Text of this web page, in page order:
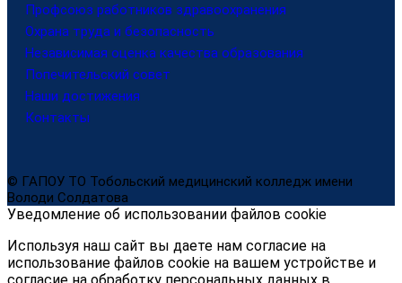
Профсоюз работников здравоохранения
Охрана труда и безопасность
Независимая оценка качества образования
Попечительский совет
Наши достижения
Контакты
© ГАПОУ ТО Тобольский медицинский колледж имени
Володи Солдатова
Уведомление об использовании файлов cookie
Используя наш сайт вы даете нам согласие на
использование файлов cookie на вашем устройстве и